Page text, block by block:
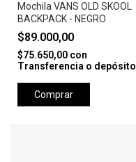
Mochila VANS OLD SKOOL
BACKPACK - NEGRO
$89.000,00
$75.650,00 con
Transferencia o depósito
Comprar